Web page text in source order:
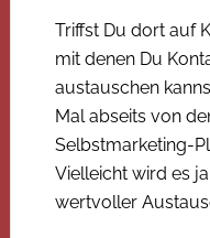
Triffst Du dort auf
mit denen Du
austauschen
Mal abseits von
Selbstmarketing-
Vielleicht wird es
wertvoller